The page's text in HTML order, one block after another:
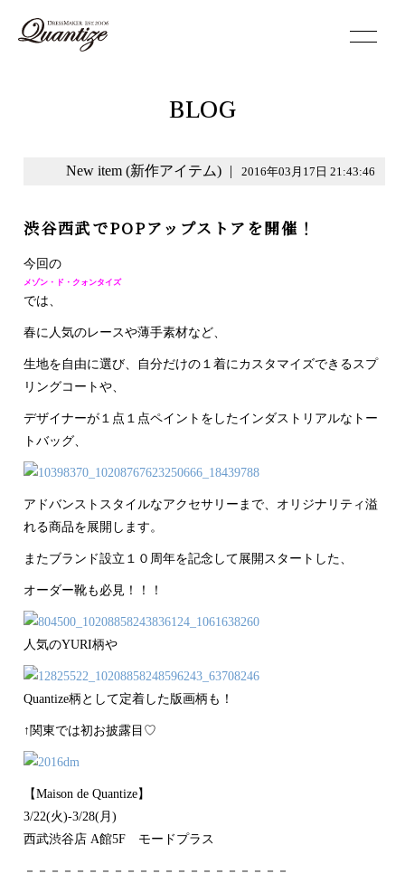
BLOG
New item (新作アイテム) | 2016年03月17日 21:43:46
渋谷西武でPOPアップストアを開催！
今回の
メゾン・ド・クォンタイズ
では、
春に人気のレースや薄手素材など、
生地を自由に選び、自分だけの１着にカ スタマイズできるスプ
リングコートや、
デザイナーが１点 １点ペイントをしたインダストリアルなトー
トバッグ、
ア ドバンストスタイルなアクセサリーまで、オリジナリティ溢
れる商品を展開します。
またブランド設立１０周年を記念して展開スタートした、
オーダー靴も必見！！！
人気のYURI柄や
Quantize柄として定着した版画柄も！
↑関東では初お披露目♡
【Maison de Quantize】
3/22(火)-3/28(月)
西武渋谷店 A館5F モードプラス
－－－－－－－－－－－－－－－－－－－－－